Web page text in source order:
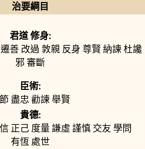
治要綱目
君道 修身:
遷善 改過 敦親 反身 尊賢納諫 杜讒
邪 審斷
臣術:
盡忠 勸諫 舉賢
貴德:
正己 度量 謙虛 謹慎 交友 學問
有恆 處世